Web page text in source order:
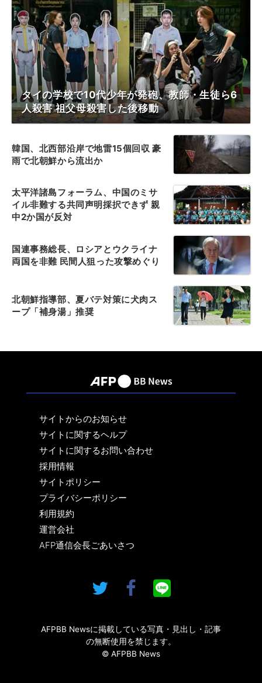
タイの学校で10代少年が発砲、教師・生徒ら6
人殺害 祖父母殺害した後移動
韓国、北西部沿岸で地雷15個回収 豪
雨で北朝鮮から流出か
太平洋諸島フォーラム、中国のミサ
イル非難する共同声明採択できず 親
中2か国が反対
国連事務総長、ロシアとウクライナ
両国を非難 民間人狙った攻撃めぐり
北朝鮮指導部、夏バテ対策に犬肉ス
ープ「補身湯」推奨
サイトからのお知らせ
サイトに関するヘルプ
サイトに関するお問い合わせ
採用情報
サイトポリシー
プライバシーポリシー
利用規約
運営会社
AFP通信会長ごあいさつ
AFPBB Newsに掲載している写真・見出し・記事
の無断使用を禁じます。
© AFPBB News